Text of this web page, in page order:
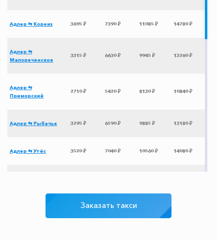
Адлер ⇆ Кореиз 3695 ₽ 7390 ₽ 11085 ₽ 14780 ₽
Адлер ⇆
Малореченское
3315 ₽ 6630 ₽ 9945 ₽ 13260 ₽
Адлер ⇆
Приморский
2710 ₽ 5420 ₽ 8130 ₽ 10840 ₽
Адлер ⇆ Рыбачье 3295 ₽ 6590 ₽ 9885 ₽ 13180 ₽
Адлер ⇆ Утёс 3520 ₽ 7040 ₽ 10560 ₽ 14080 ₽
1610 ₽ 3220 ₽
Заказать такси